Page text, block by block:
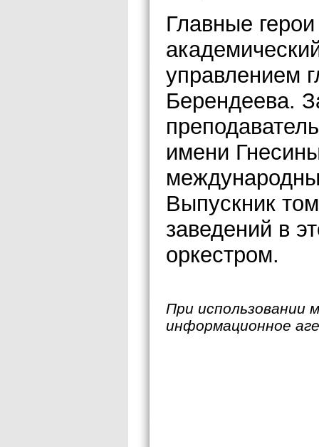
Главные
управлением
Берендеева.
имени
Выпускник
заведений в
оркестром.
При использовании
информационное